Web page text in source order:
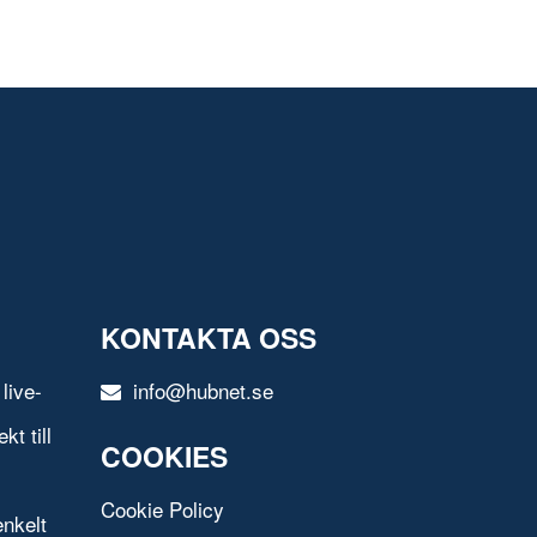
till
KONTAKTA OSS
info@hubnet.se
COOKIES
Cookie Policy